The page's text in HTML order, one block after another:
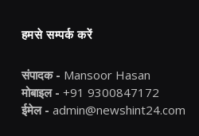
हमसे सम्पर्क करें
संपादक - Mansoor Hasan
मोबाइल - +91 9300847172
ईमेल - admin@newshint24.com